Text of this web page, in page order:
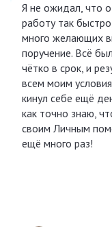
Я не ожидал, что
работу так
много желающих
поручение. Всё
чётко в срок, и
всем моим
кинул себе ещё
как точно знаю,
своим Личным
ещё много раз!